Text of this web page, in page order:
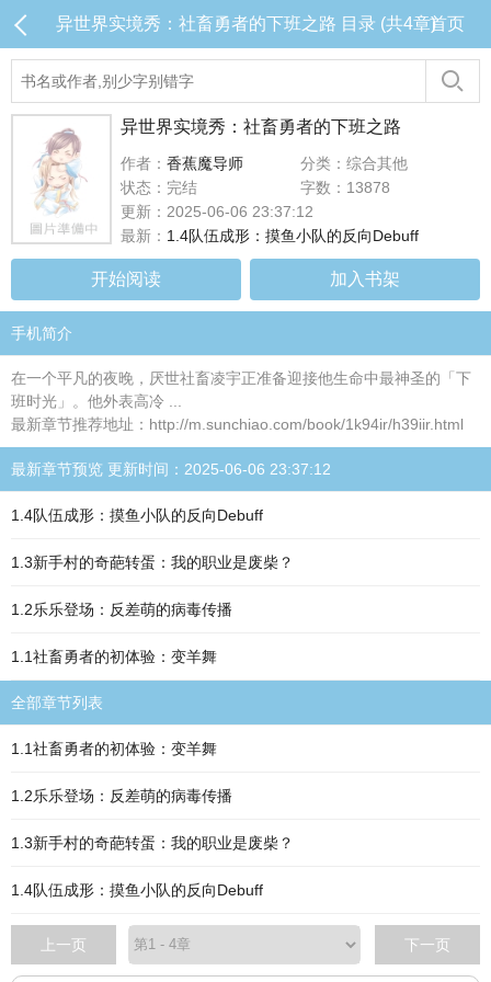
异世界实境秀：社畜勇者的下班之路 目录 (共4章)首页
异世界实境秀：社畜勇者的下班之路
作者： 香蕉魔导师
分类：综合其他
状态：完结
字数：13878
更新：2025-06-06 23:37:12
最新： 1.4队伍成形：摸鱼小队的反向Debuff
开始阅读 加入书架
手机简介
在一个平凡的夜晚，厌世社畜凌宇正准备迎接他生命中最神圣的「下
班时光」。他外表高冷 ...
最新章节推荐地址：http://m.sunchiao.com/book/1k94ir/h39iir.html
最新章节预览 更新时间：2025-06-06 23:37:12
1.4队伍成形：摸鱼小队的反向Debuff
1.3新手村的奇葩转蛋：我的职业是废柴？
1.2乐乐登场：反差萌的病毒传播
1.1社畜勇者的初体验：变羊舞
全部章节列表
1.1社畜勇者的初体验：变羊舞
1.2乐乐登场：反差萌的病毒传播
1.3新手村的奇葩转蛋：我的职业是废柴？
1.4队伍成形：摸鱼小队的反向Debuff
上一页 下一页